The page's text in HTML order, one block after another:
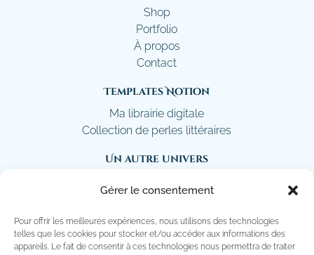
Gérer le consentement
Pour offrir les meilleures expériences, nous utilisons des technologies
telles que les cookies pour stocker et/ou accéder aux informations des
appareils. Le fait de consentir à ces technologies nous permettra de traiter
Shop
Portfolio
À propos
Contact
Templates Notion
Ma librairie digitale
Collection de perles littéraires
Un autre univers
Suivre